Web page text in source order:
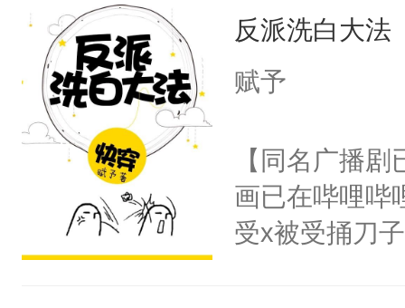
母的微笑：“
留看着面前这
人，突然醒悟
卫天还没亮
腰：“陛下，
不好了！”“那
惜被人暗害，
绝。主神知晓
朝，一个从
为三种性别。
构与男子相同
了一颗红色的
反派洗白大法
赋予
【同名广播
画已在哔哩哔
受x被受捅刀